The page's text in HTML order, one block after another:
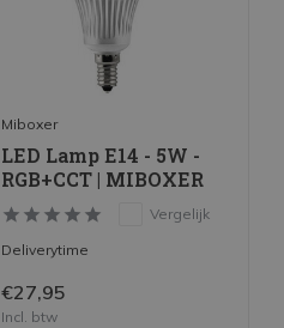
Miboxer
LED Lamp E14 - 5W -
RGB+CCT | MIBOXER
Vergelijk
Deliverytime
€27,95
Incl. btw